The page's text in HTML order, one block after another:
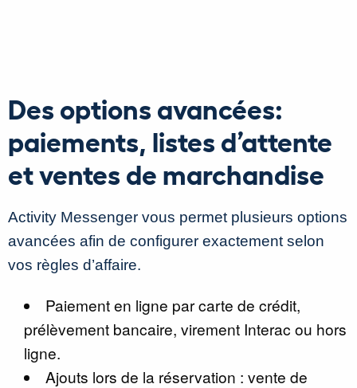
Des options avancées:
paiements, listes d’attente
et ventes de marchandise
Activity Messenger vous permet plusieurs options
avancées afin de configurer exactement selon
vos règles d’affaire.
Paiement en ligne par carte de crédit,
prélèvement bancaire, virement Interac ou hors
ligne.
Ajouts lors de la réservation : vente de